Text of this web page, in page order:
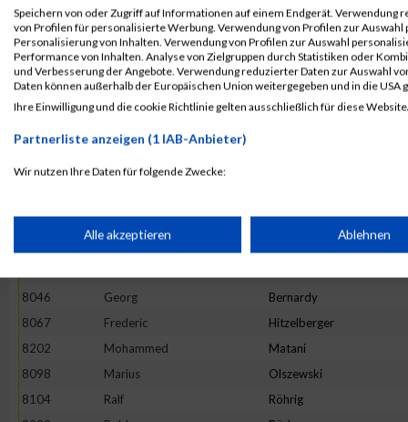
8072
Andreas Jung
8075
David Kihl - Wiesen
8029
Timm Schneider
8031
Michael Schubert
8033
Martin
8015
Peter
8125
Jörg Wengler
Christian
8046
Georg Bernardy
8067
Frederic Hitzelberger
8202
Mohammed Matani
8098
Marius Olszewski
8104
Ralf Röhrig
Speichern von oder Zugriff auf Informationen auf einem Endgerät. Verwendung
von Profilen für personalisierte Werbung. Verwendung von Profilen zur
Personalisierung von Inhalten. Verwendung von Profilen zur Auswahl
Performance von Inhalten. Analyse von Zielgruppen durch Statistiken oder
und Verbesserung der Angebote. Verwendung reduzierter Daten zur Auswahl
Daten können außerhalb der Europäischen Union weitergegeben und in die USA
Ihre Einwilligung und die cookie Richtlinie gelten ausschließlich für diese
Partnerliste anzeigen (1 IAB-Anbieter)
Wir nutzen Ihre Daten für folgende Zwecke:
Speichern von oder Zugriff auf Informationen auf einem
Erstellung von Profilen für personalisierte Werbung
Verwendung von Profilen zur Auswahl personalisierter Werbung
Alle akzeptieren Ablehnen